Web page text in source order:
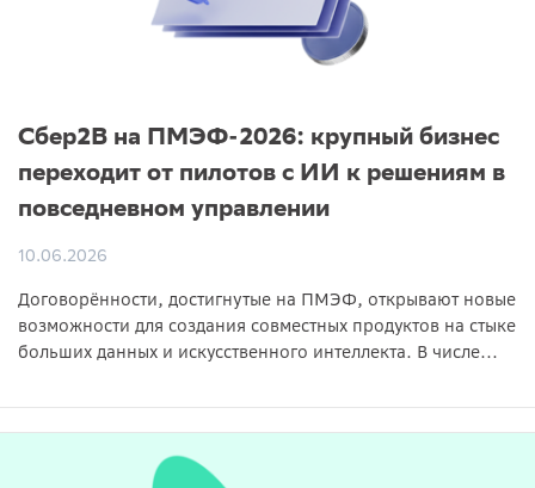
Сбер2B на ПМЭФ-2026: крупный бизнес
переходит от пилотов с ИИ к решениям в
повседневном управлении
10.06.2026
Договорённости, достигнутые на ПМЭФ, открывают новые
возможности для создания совместных продуктов на стыке
больших данных и искусственного интеллекта. В числе...